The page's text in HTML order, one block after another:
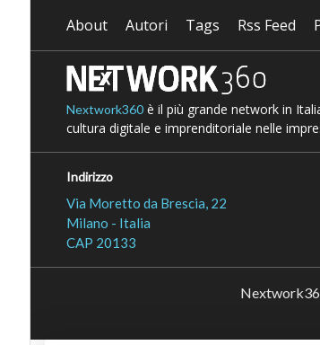
About Autori Tags Rss Feed
Nextwork360è il più grande network in
cultura digitale e imprenditoriale nelle
Indirizzo
Via Moretto da Brescia, 22
Milano - Italia
CAP 20133